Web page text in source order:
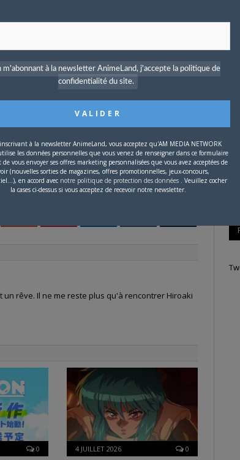
! Là-dessus,
Gokû était plus fort que Saitama ! Au Japon, un
dans un duel ultra serré.
rêve. Il ne me reste plus qu'à rencontrer Hiroaki
0 4 JUILLET 2026 0
m'abonnant à la newsletter AnimeLand, j'accepte la politique de
confidentialité du site.
à la newsletter AnimeLand, vous acceptez qu'AM MEDIA NETWORK
les données personnelles que vous venez de renseigner dans ce formulaire
vous envoyer ses offres marketing personnalisées que vous avez acceptées de
(nouvelles sorties de magazines, offres promotionnelles, jeux-concours,
en accord avec notre politique de protection des données . Veuillez cocher
la cases ci-dessus si vous acceptez de recevoir notre newsletter.